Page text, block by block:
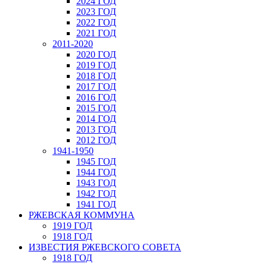
2023 ГОД
2022 ГОД
2021 ГОД
2011-2020
2020 ГОД
2019 ГОД
2018 ГОД
2017 ГОД
2016 ГОД
2015 ГОД
2014 ГОД
2013 ГОД
2012 ГОД
1941-1950
1945 ГОД
1944 ГОД
1943 ГОД
1942 ГОД
1941 ГОД
РЖЕВСКАЯ КОММУНА
1919 ГОД
1918 ГОД
ИЗВЕСТИЯ РЖЕВСКОГО СОВЕТА
1918 ГОД